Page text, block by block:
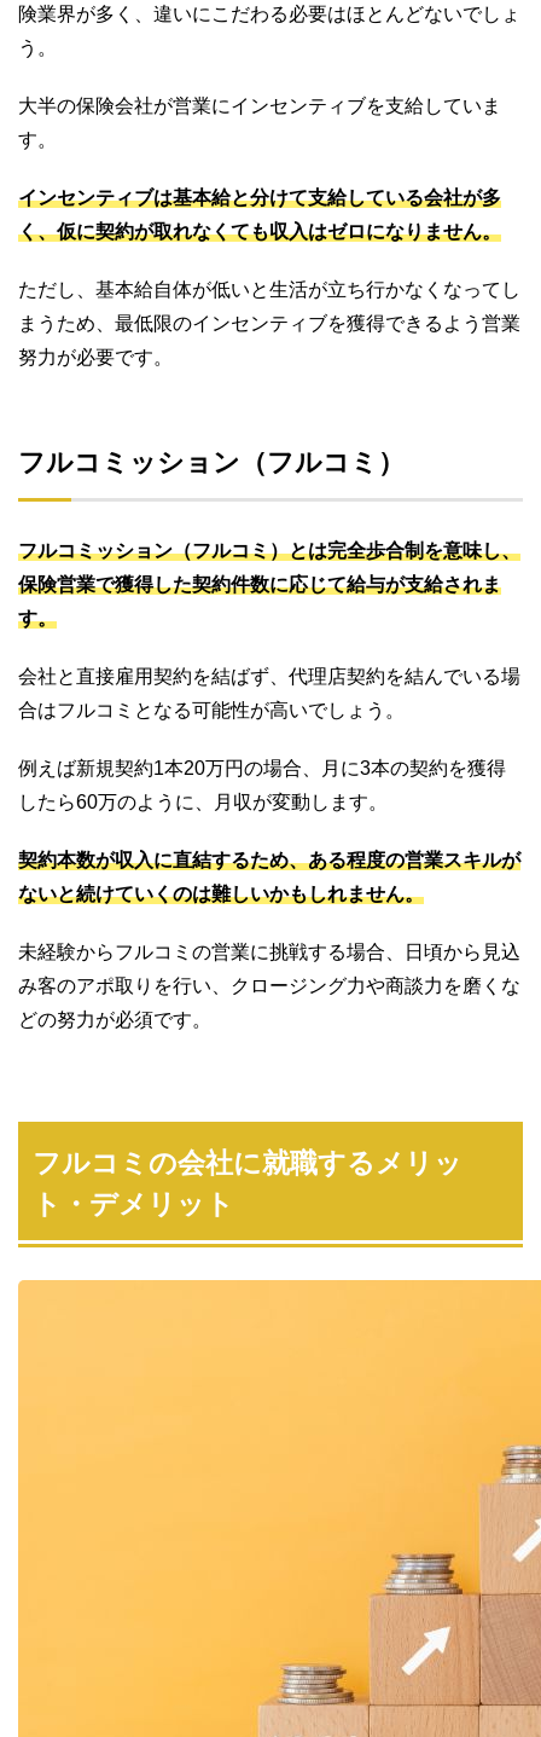
険業界が多く、違いにこだわる必要はほとんどないでしょ
う。
大半の保険会社が営業にインセンティブを支給していま
す。
インセンティブは基本給と分けて支給している会社が多
く、仮に契約が取れなくても収入はゼロになりません。
ただし、基本給自体が低いと生活が立ち行かなくなってし
まうため、最低限のインセンティブを獲得できるよう営業
努力が必要です。
フルコミッション（フルコミ）
フルコミッション（フルコミ）とは完全歩合制を意味し、
保険営業で獲得した契約件数に応じて給与が支給されま
す。
会社と直接雇用契約を結ばず、代理店契約を結んでいる場
合はフルコミとなる可能性が高いでしょう。
例えば新規契約1本20万円の場合、月に3本の契約を獲得
したら60万のように、月収が変動します。
契約本数が収入に直結するため、ある程度の営業スキルが
ないと続けていくのは難しいかもしれません。
未経験からフルコミの営業に挑戦する場合、日頃から見込
み客のアポ取りを行い、クロージング力や商談力を磨くな
どの努力が必須です。
フルコミの会社に就職するメリッ
ト・デメリット